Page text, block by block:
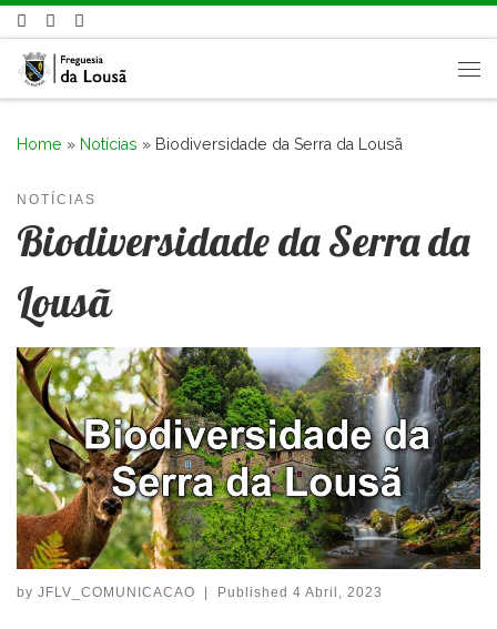
Skip to content
Home » Notícias » Biodiversidade da Serra da Lousã
NOTÍCIAS
Biodiversidade da Serra da
Lousã
by JFLV_COMUNICACAO Published 4 Abril, 2023